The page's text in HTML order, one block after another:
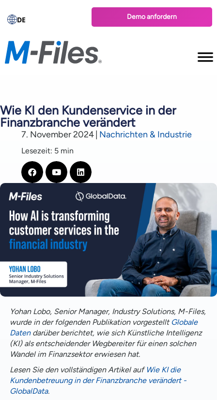
DE Demo anfordern
Wie KI den Kundenservice in der
Finanzbranche verändert
7. November 2024 Nachrichten & Industrie
Lesezeit: 5 min
Yohan Lobo, Senior Manager, Industry Solutions, M-Files,
wurde in der folgenden Publikation vorgestellt Globale
Datendarüber berichtet, wie sich Künstliche Intelligenz
(KI) als entscheidender Wegbereiter für einen solchen
Wandel im Finanzsektor erwiesen hat.
Lesen Sie den vollständigen Artikel auf Wie KI die
Kundenbetreuung in der Finanzbranche verändert -
GlobalData.